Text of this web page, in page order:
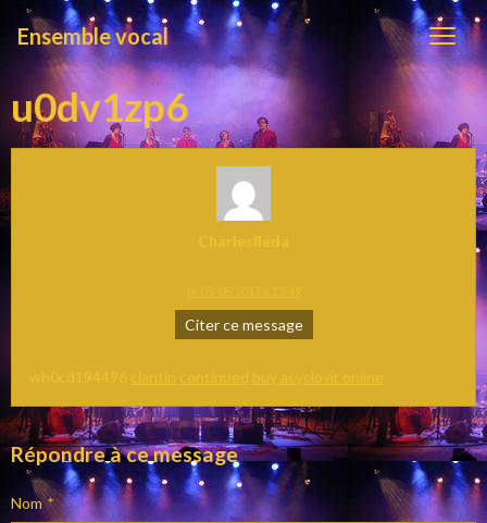
Ensemble vocal
u0dv1zp6
Charlesfleda
Citer ce message
wh0cd194496 claritin continued buy acyclovir online
Répondre à ce message
Nom